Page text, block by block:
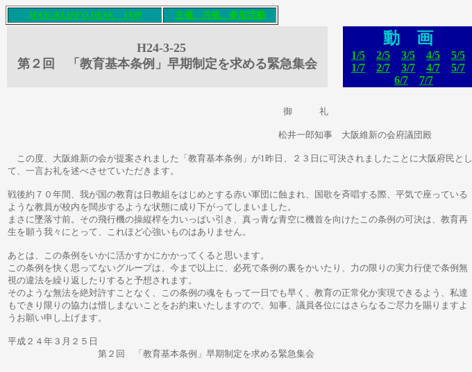
MASUKI,INFO,DESK TOP 主催、共催、参加活動
H24-3-25
第２回 「教育基本条例」早期制定を求める緊急集会
動 画
1/5 2/5 3/5 4/5
5/5
1/7
2/7 3/7 4/7
5/7
6/7
7/7
御 礼
松井一郎知事 大阪維新の会府議団殿
この度、大阪維新の会が提案されました「教育基本条例」が1昨日、２３日に可決されましたことに大阪府民とし
て、一言お礼を述べさせていただきます。
戦後約７０年間、我が国の教育は日教組をはじめとする赤い軍団に蝕まれ、国歌を斉唱する際、平気で座っている
ような教員が校内を闊歩するような状態に成り下がってしまいました。
まさに墜落寸前。その飛行機の操縦桿を力いっぱい引き、真っ青な青空に機首を向けたこの条例の可決は、教育再
生を願う我々にとって、これほど心強いものはありません。
あとは、この条例をいかに活かすかにかかってくると思います。
この条例を快く思ってないグループは、今まで以上に、必死で条例の裏をかいたり、力の限りの実力行使で条例無
視の違法を繰り返したりすると予想されます。
そのような無法を絶対許すことなく、この条例の魂をもって一日でも早く、教育の正常化か実現できるよう、私達
もできり限りの協力は惜しまないことをお約束いたしますので、知事、議員各位にはさらなるご尽力を賜りますよ
うお願い申し上げます。
平成２４年３月２５日
第２回 「教育基本条例」早期制定を求める緊急集会